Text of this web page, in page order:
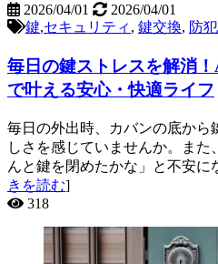
2026/04/01
2026/04/01
鍵,セキュリティ , 鍵交換, 防
毎日の鍵ストレスを解消
で叶える安心・快適ライフ
毎日の外出時、カバンの底から
しさを感じていませんか。また
んと鍵を閉めたかな」と不安
きを読む]
318